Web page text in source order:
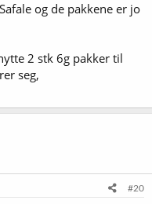
og de pakkene er jo
2 stk 6g pakker til
seg,
#20